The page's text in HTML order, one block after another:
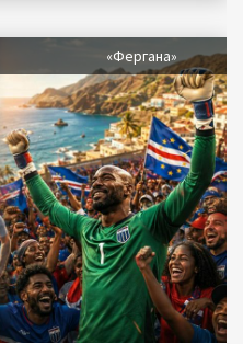
«Фергана»